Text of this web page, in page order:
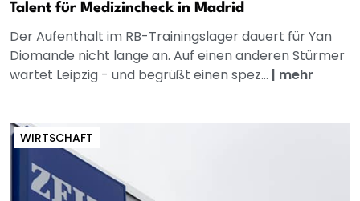
Talent für Medizincheck in Madrid
Der Aufenthalt im RB-Trainingslager dauert für Yan
Diomande nicht lange an. Auf einen anderen Stürmer
wartet Leipzig - und begrüßt einen spez... | mehr
WIRTSCHAFT